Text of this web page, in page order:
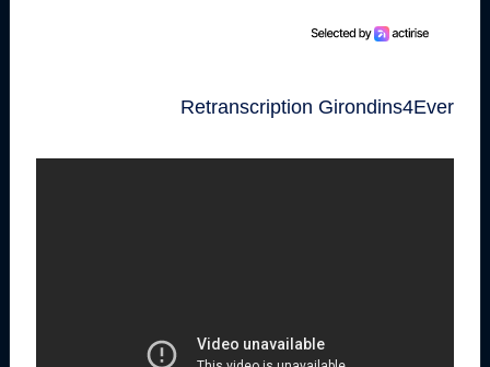
Retranscription Girondins4Ever